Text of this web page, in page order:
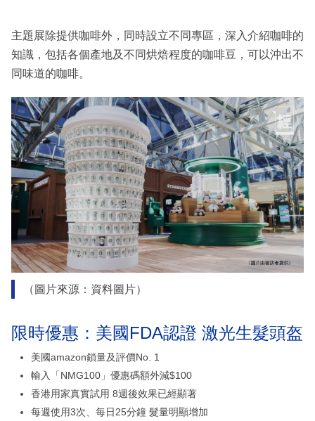
主題展除提供咖啡外，同時設立不同專區，深入介紹咖啡的
知識，包括各個產地及不同烘焙程度的咖啡豆，可以沖出不
同味道的咖啡。
（圖片來源：資料圖片）
限時優惠：美國FDA認證 激光生髮頭盔
美國amazon鎖量及評價No. 1
輸入「NMG100」優惠碼額外減$100
香港用家真實試用 8週後效果已經顯著
每週使用3次、每日25分鐘 髮量明顯增加